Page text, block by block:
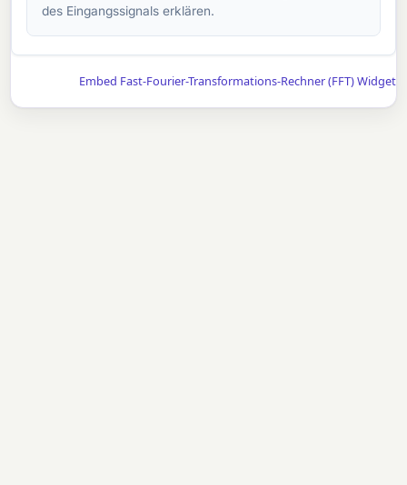
des Eingangssignals erklären.
Embed Fast-Fourier-Transformations-Rechner (FFT) Widget